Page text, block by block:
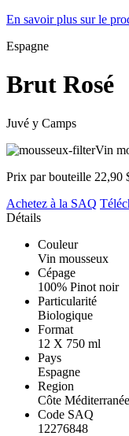
En savoir plus sur le
Espagne
Brut Rosé
Juvé y Camps
Vin
Prix par bouteille 22,90
Achetez à la SAQ
Détails
Couleur
Vin mousseux
Cépage
100% Pinot noir
Particularité
Biologique
Format
12 X 750 ml
Pays
Espagne
Region
Côte
Code SAQ
12276848